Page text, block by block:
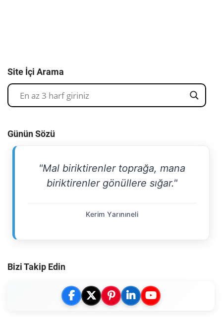
Site İçi Arama
Günün Sözü
"Mal biriktirenler toprağa, mana
biriktirenler gönüllere sığar."
Kerim Yarınıneli
Bizi Takip Edin